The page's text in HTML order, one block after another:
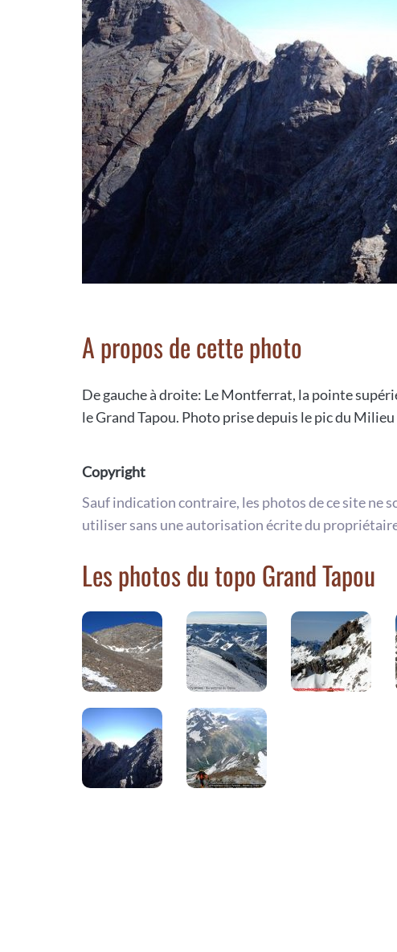
A propos de cette photo
De gauche à droite: Le Montferrat, la pointe
le Grand Tapou. Photo prise depuis le pic du Milieu
Copyright
Sauf indication contraire, les photos de ce site ne
utiliser sans une autorisation écrite du
Les photos du topo Grand Tapou